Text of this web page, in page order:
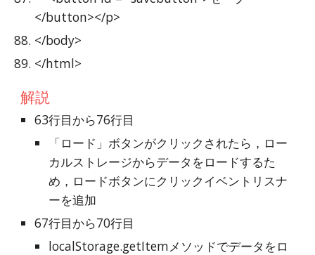
</button></p>
</body>
</html>
解説
63行目から76行目
「ロード」ボタンがクリックされたら，ロー
カルストレージからデータをロードするた
め，ロードボタンにクリックイベントリスナ
ーを追加
67行目から70行目
localStorage.getItemメソッドでデータをロ